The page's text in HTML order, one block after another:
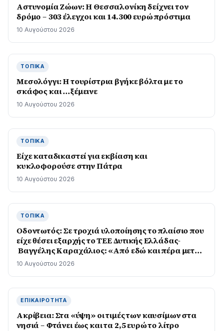
Αστυνομία Ζώων: Η Θεσσαλονίκη δείχνει τον
δρόμο – 303 έλεγχοι και 14.300 ευρώ πρόστιμα
10 Αυγούστου 2026
ΤΟΠΙΚΆ
Μεσολόγγι: Η τουρίστρια βγήκε βόλτα με το
σκάφος και …ξέμεινε
10 Αυγούστου 2026
ΤΟΠΙΚΆ
Είχε καταδικαστεί για εκβίαση και
κυκλοφορούσε στην Πάτρα
10 Αυγούστου 2026
ΤΟΠΙΚΆ
Οδοντωτός: Σε τροχιά υλοποίησης το πλαίσιο που
είχε θέσει εξαρχής το ΤΕΕ Δυτικής Ελλάδας-
Βαγγέλης Καραχάλιος: «Από εδώ και πέρα μετρά
το αποτέλεσμα στο πεδίο»
10 Αυγούστου 2026
ΕΠΙΚΑΙΡΌΤΗΤΑ
Ακρίβεια: Στα «ύψη» οι τιμές των καυσίμων στα
νησιά – Φτάνει έως και τα 2,5 ευρώ το λίτρο